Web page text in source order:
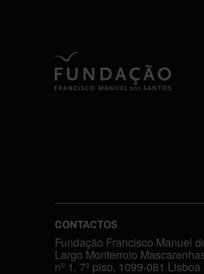
CONTACTOS
Fundação Francisco Manuel
Largo Monterroio
nº 1, 7º piso, 1099-081